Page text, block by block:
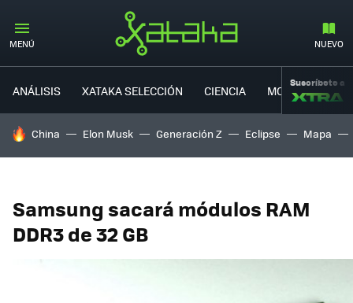
MENÚ NUEVO
ANÁLISIS XATAKA SELECCIÓN CIENCIA MOVILIDAD
Suscríbete a
HOY SE HABLA DE
China Elon Musk Generación Z Eclipse Mapa
Samsung sacará módulos RAM
DDR3 de 32 GB